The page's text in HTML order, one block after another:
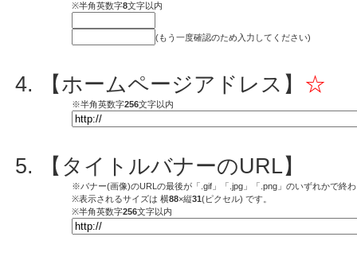
※半角英数字8文字以内
(もう一度確認のため入力してください)
【ホームページアドレス】 ☆
※半角英数字256文字以内
【タイトルバナーのURL】
※バナー(画像)のURLの最後が「.gif」「.jpg」「.png」のいずれかで終
※表示されるサイズは 横88×縦31(ピクセル) です。
※半角英数字256文字以内